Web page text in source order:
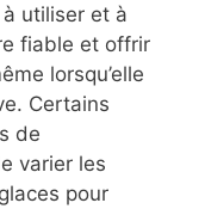
utiliser et à
fiable et offrir
lorsqu’elle
Certains
de
varier les
pour